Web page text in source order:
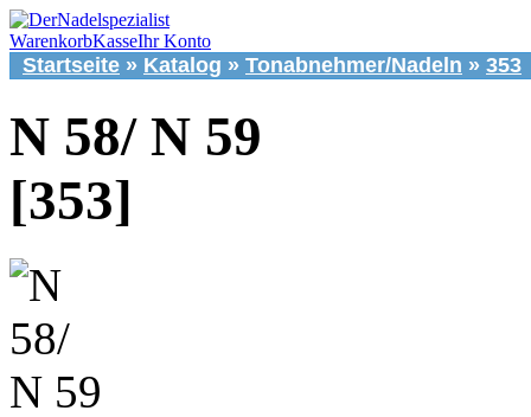
WarenkorbKasseIhr Konto
Startseite » Katalog » Tonabnehmer/Nadeln » 353
N 58/ N 59
[353]